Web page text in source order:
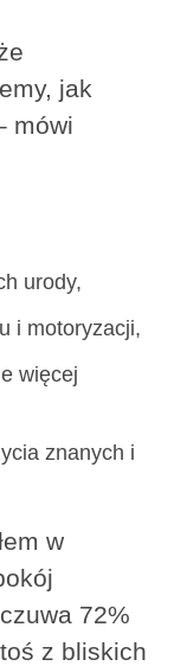
jak
mówi
urody,
i motoryzacji,
więcej
znanych i
w
72%
z bliskich